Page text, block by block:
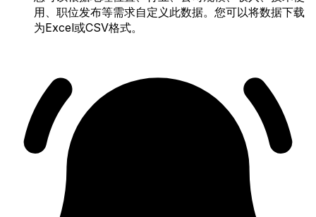
用、职位发布等需求自定义此数据。您可以将数据下载
为Excel或CSV格式。